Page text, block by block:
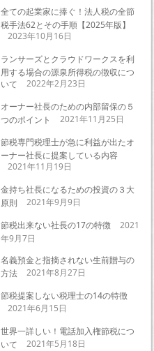
全ての起業家に捧ぐ！法人税の全節
税手法62とその手順【2025年版】
2023年10月16日
ランサーズとクラウドワークスを利
用する場合の源泉所得税の徴収につ
いて
2022年2月23日
オーナー社長のための内部留保の５
つのポイント
2021年11月25日
節税専門税理士が急に利益が出たオ
ーナー社長に提案している内容
2021年11月19日
金持ち社長になるための投資の３大
原則
2021年9月9日
節税出来ない社長の17の特徴
2021
年9月7日
名義預金と指摘されない生前贈与の
方法
2021年8月27日
節税提案しない税理士の14の特徴
2021年6月15日
世界一詳しい！電話加入権節税につ
いて
2021年5月18日